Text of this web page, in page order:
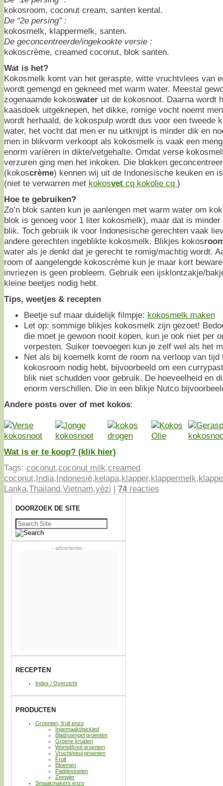
kokosroom, coconut cream, santen kental.
De “2e persing” :
kokosmelk, klappermelk, santen.
De geconcentreerde/ingekookte versie :
kokoscrème, creamed coconut, blok santen.
Wat is het?
Kokosmelk komt van het geraspte, witte vruchtvlees van
wordt gemengd en gekneed met warm water. Meestal
zogenaamde kokoswater uit de kokosnoot. Daarna wordt
kaasdoek uitgeknepen, het dikke, romige vocht noemt
wordt herhaald, de kokospulp wordt dus voor een tweede
water, het vocht dat men er nu uitknijpt is minder dik en
men in blikvorm verkoopt als kokosmelk is vaak een
enorm variëren in dikte/vetgehalte. Omdat verse
verzuren ging men het inkoken. Die blokken
(kokoscrème) kennen wij uit de Indonesische keuken en
(niet te verwarren met kokosvet cq kokolie cq )
Hoe te gebruiken?
Zo’n blok santen kun je aanlengen met warm water om
blok is genoeg voor 1 liter kokosmelk), maar dat is
blik. Toch gebruik ik voor Indonesische gerechten vaak
andere gerechten ingeblikte kokosmelk. Blikjes kokos
water als je denkt dat je gerecht te romig/machtig wordt.
room of aangelengde kokoscrème kun je maar kort
invriezen is geen probleem. Gebruik een ijsklontzakje/
kleine beetjes nodig hebt.
Tips, weetjes & recepten
Beetje suf maar duidelijk filmpje: kokosmelk maken
Let op: sommige blikjes kokosmelk zijn gezoet!
die moet je gewoon nooit kopen, kun je ook niet per
verpesten. Suiker toevoegen kun je zelf wel als het
Net als bij koemelk komt de room na verloop van
kokosroom nodig hebt, bijvoorbeeld om een
blik niet schudden voor gebruik. De hoeveelheid en
enorm verschillen. Die in een blikje Nutco
Andere posts over of met kokos:
Wat is er te koop? (klik hier)
Tags: coconut,coconut milk,creamed
coconut,India,Indonesië,kelapa,klapper,klappermelk,
Lanka,Thailand,Vietnam,yézi | 74reacties
DOORZOEK DE SITE
Zoeken
naar:
- advertentie -
RECEPTEN
Index / Overzicht
PRODUCTEN
Groenten, fruit enzo
Ingemaakt/pickled
Blad/stengel groenten
Groene kruiden
Wortel/knol groenten
Vrucht/peul groenten
Fruit
Bloemen
Paddestoelen
Zeewier
Smaakmakers enzo